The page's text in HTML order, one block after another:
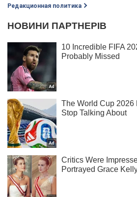
Редакционная политика